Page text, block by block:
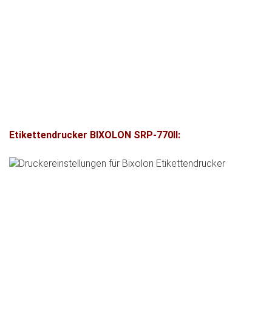
Etikettendrucker BIXOLON SRP-770II: